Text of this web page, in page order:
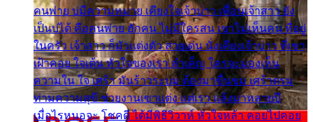
คนพ่าย บ่มีความหมาย เคียงใจเจ้าบ่าว เพื่อนเจ้าสาว ยัง
เป็นบ่ได้ คือคนพ่าย ฮักคน ไม่มีใครสน เขาไม่เห็นคน ที่อยู่
ในครัว เจ้าสาว ก็มัวแต่งตัว สวยเด่น นั่งเคียงเจ้าบ่าว ที่เขา
เฝ้าคอย ใจเต้น หัวใจของเรา ลำเค็ญ ใครจะมองเห็น
ความใน ใจ เศร้า มันร้าวระบม ต้องมาขื่นขม เศร้าตรม
ท่ามความสุขี ช่วยงานเขาแต่ง แต่เรา แล้งมาหลายปี
เมื่อไรหนอจะ โชคดี ได้มีพิธีวิวาห์ หัวใจหล้า คอยไปคอย